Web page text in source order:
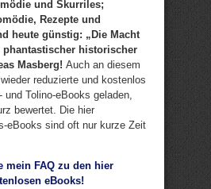
und Skurriles;
Rezepte und
heute günstig: „Die Macht
phantastischer historischer
Masberg! Auch an diesem
reduzierte und kostenlos
und Tolino-eBooks geladen,
bewertet. Die hier
eBooks sind oft nur kurze Zeit
mein FAQ zu den hier
eBooks!